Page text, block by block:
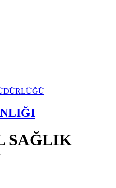
SAĞLIK